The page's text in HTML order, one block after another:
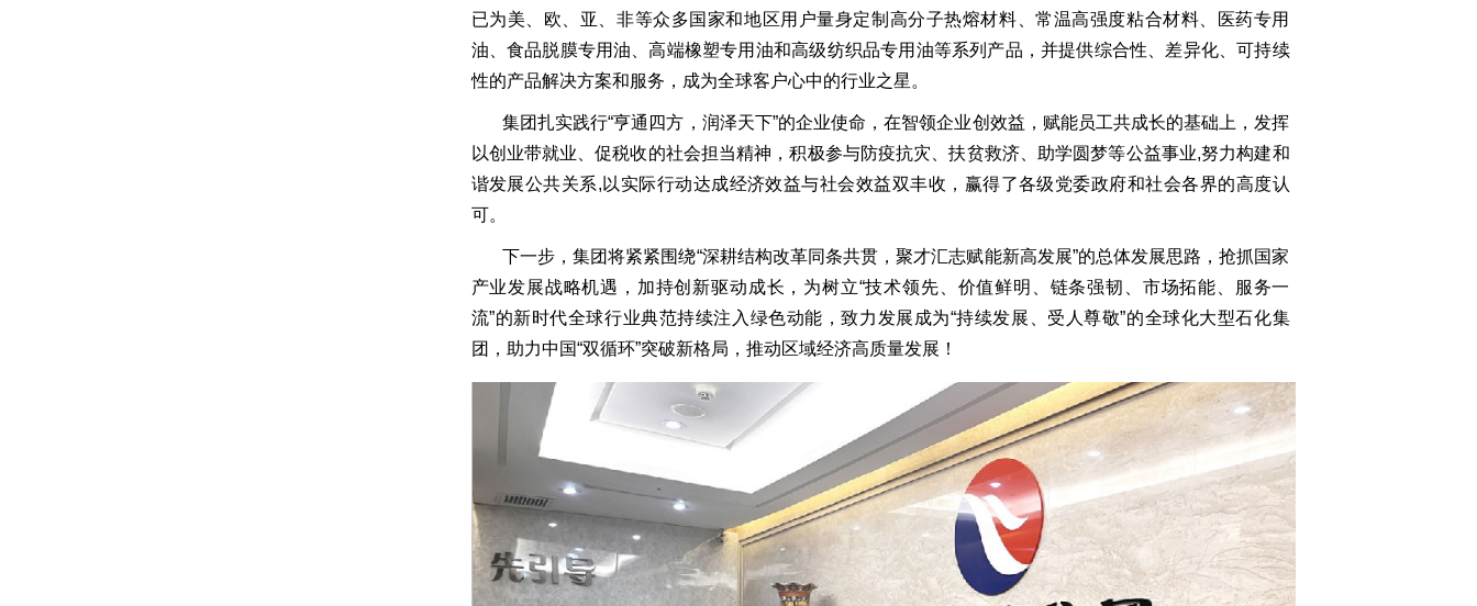
已为美、欧、亚、非等众多国家和地区用户量身定制高分子热熔材料、常温高强度粘合材料、医药专用
油、食品脱膜专用油、高端橡塑专用油和高级纺织品专用油等系列产品，并提供综合性、差异化、可持续
性的产品解决方案和服务，成为全球客户心中的行业之星。
集团扎实践行“亨通四方，润泽天下”的企业使命，在智领企业创效益，赋能员工共成长的基础上，发挥
以创业带就业、促税收的社会担当精神，积极参与防疫抗灾、扶贫救济、助学圆梦等公益事业,努力构建和
谐发展公共关系,以实际行动达成经济效益与社会效益双丰收，赢得了各级党委政府和社会各界的高度认
可。
下一步，集团将紧紧围绕“深耕结构改革同条共贯，聚才汇志赋能新高发展”的总体发展思路，抢抓国家
产业发展战略机遇，加持创新驱动成长，为树立“技术领先、价值鲜明、链条强韧、市场拓能、服务一
流”的新时代全球行业典范持续注入绿色动能，致力发展成为“持续发展、受人尊敬”的全球化大型石化集
团，助力中国“双循环”突破新格局，推动区域经济高质量发展！